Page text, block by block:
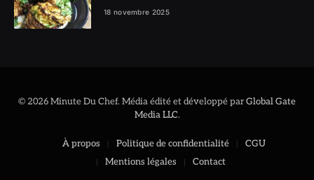
18 novembre 2025
© 2026 Minute Du Chef. Média édité et développé parGlobal Gate
Media LLC.
À propos Politique de confidentialité
CGU
Mentions légales
Contact